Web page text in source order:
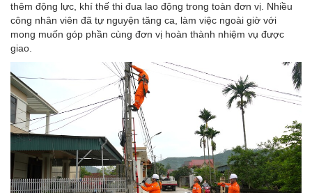
thêm động lực, khí thế thi đua lao động trong toàn đơn vị. Nhiều
công nhân viên đã tự nguyện tăng ca, làm việc ngoài giờ với
mong muốn góp phần cùng đơn vị hoàn thành nhiệm vụ được
giao.